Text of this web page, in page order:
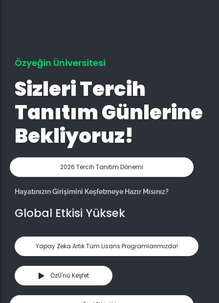
Özyeğin Üniversitesi
Sizleri Tercih
Tanıtım Günlerine
Bekliyoruz!
2026 Tercih Tanıtım Dönemi
Hayatınızın Girişimini Keşfetmeye Hazır Mısınız?
Girişimci Araştırma Üniversitesi
Yapay Zeka Artık Tüm Lisans Programlarımızda!
ÖzÜ'nü Keşfet